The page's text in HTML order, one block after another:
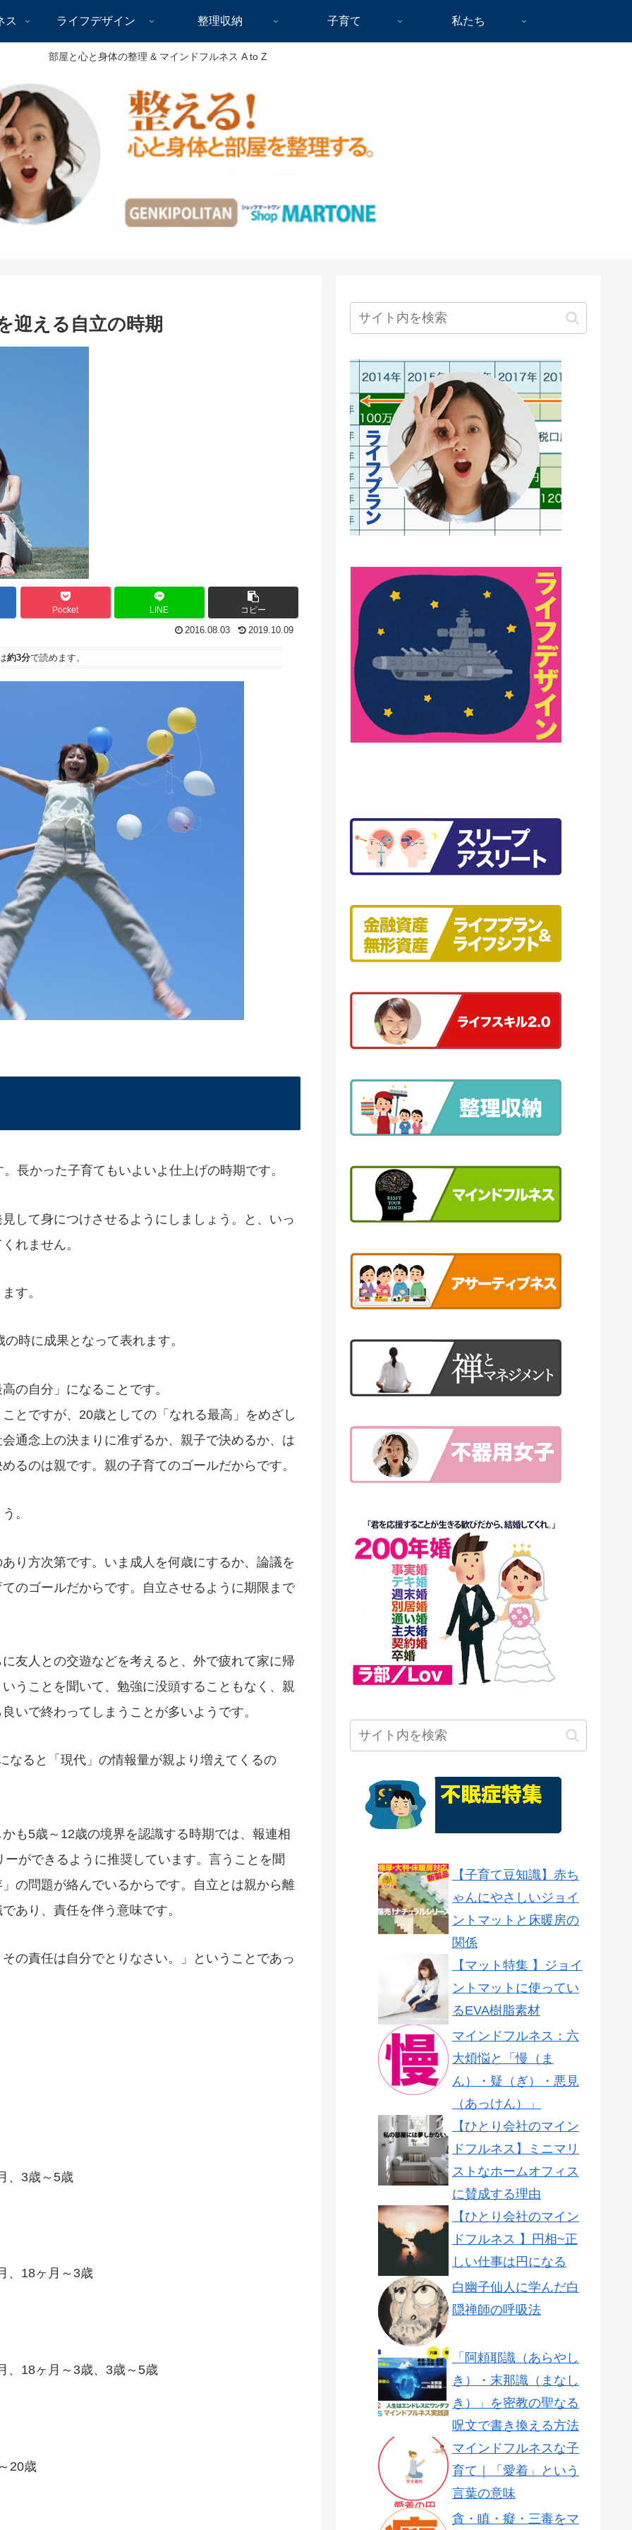
部屋と心と身体の整理 & マインドフルネス A to Z
ス ライフデザイン 整理収納 子育て 私たち
迎える自立の時期
Pocket LINE コピー
2016.08.03 2019.10.09
約3分で読めます。
長かった子育てもいよいよ仕上げの時期です。
して身につけさせるようにしましょう。と、いっ
れません。
す。
時に成果となって表れます。
の自分」になることです。
とですが、20歳としての「なれる最高」をめざし
通念上の決まりに准ずるか、親子で決めるか、は
るのは親です。親の子育てのゴールだからです。
。
り方次第です。いま成人を何歳にするか、論議を
のゴールだからです。自立させるように期限まで
友人との交遊などを考えると、外で疲れて家に帰
うことを聞いて、勉強に没頭することもなく、親
いで終わってしまうことが多いようです。
なると「現代」の情報量が親より増えてくるの
も5歳～12歳の境界を認識する時期では、報連相
ができるように推奨しています。言うことを聞
の問題が絡んでいるからです。自立とは親から離
あり、責任を伴う意味です。
の責任は自分でとりなさい。」ということであっ
、3歳～5歳
、18ヶ月～3歳
、18ヶ月～3歳、3歳～5歳
20歳
【子育て豆知識】赤ち
ゃんにやさしいジョイ
ントマットと床暖房の
関係
【マット特集 】ジョイ
ントマットに使ってい
るEVA樹脂素材
マインドフルネス：六
大煩悩と「慢（ま
ん）・疑（ぎ）・悪見
（あっけん）」
【ひとり会社のマイン
ドフルネス】ミニマリ
ストなホームオフィス
に賛成する理由
【ひとり会社のマイン
ドフルネス 】円相~正
しい仕事は円になる
白幽子仙人に学んだ白
隠禅師の呼吸法
「阿頼耶識（あらやし
き）・末那識（まなし
き）」を密教の聖なる
呪文で書き換える方法
マインドフルネスな子
育て｜「愛着」という
言葉の意味
貪・瞋・癡・三毒をマ